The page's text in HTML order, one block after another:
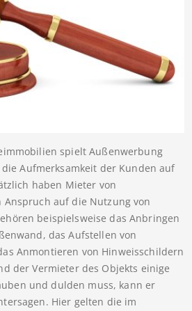
spielt Außenwerbung
Aufmerksamkeit der Kunden auf
haben Mieter von
Anspruch auf die Nutzung von
beispielsweise das Anbringen
das Aufstellen von
Anmontieren von Hinweisschildern
der Vermieter des Objekts einige
und dulden muss, kann er
Hier gelten die im